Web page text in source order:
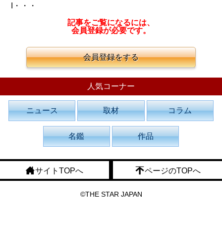
I・・・
記事をご覧になるには、
会員登録が必要です。
会員登録をする
人気コーナー
ニュース 取材 コラム
名鑑 作品
サイトTOPへ ページのTOPへ
©THE STAR JAPAN